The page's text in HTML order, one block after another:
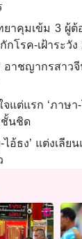
ยาคุมเข้ม 3 ผู้
โรค-เฝ้าระวัง
’ อาชญากรสา
ใจแต่แรก ‘ภาษ
ชั้นชิด
-ไอ้ธง’ แต่งเลี